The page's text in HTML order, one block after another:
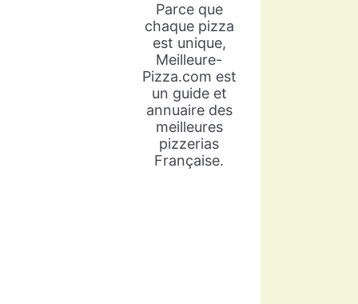
Parce que
chaque pizza
est unique,
Meilleure-
Pizza.com est
un guide et
annuaire des
meilleures
pizzerias
Française.